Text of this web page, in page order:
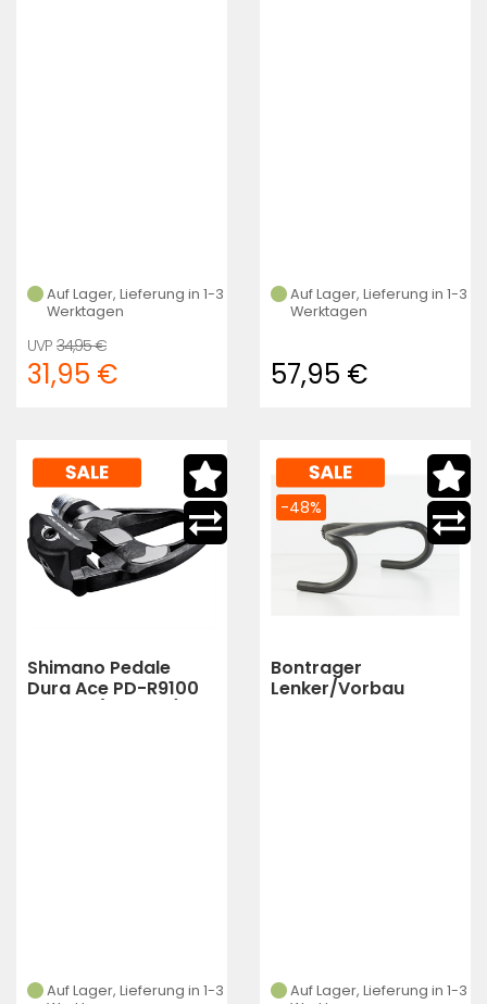
Auf Lager, Lieferung in 1-3
Werktagen
34,95 €
31,95 €
Auf Lager, Lieferung in 1-3
Werktagen
57,95 €
Shimano Pedale
Dura Ace PD-R9100
Auf Lager, Lieferung in 1-3
Bontrager
Lenker/Vorbau
Auf Lager, Lieferung in 1-3
-48%